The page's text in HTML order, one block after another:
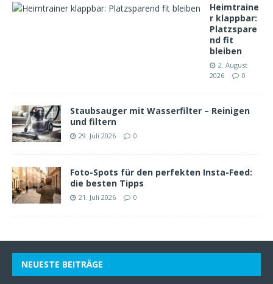
Heimtraine
r klappbar:
Platzspare
nd fit
bleiben
2. August
2026
0
Staubsauger mit Wasserfilter – Reinigen
und filtern
29. Juli 2026 0
Foto-Spots für den perfekten Insta-Feed:
die besten Tipps
21. Juli 2026 0
NEUESTE BEITRÄGE